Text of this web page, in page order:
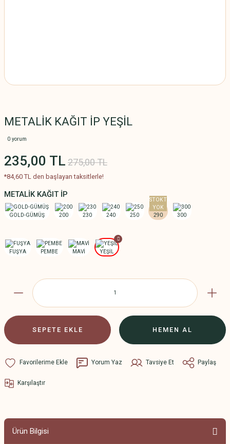
METALİK KAĞIT İP YEŞİL
0 yorum
235,00 TL 275,00 TL
*84,60 TL den başlayan taksitlerle!
METALİK KAĞIT İP
SEPETE EKLE HEMEN AL
Yorum Yaz Tavsiye Et Paylaş
Karşılaştır
Ürün Bilgisi